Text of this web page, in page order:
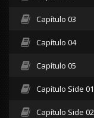
Capítulo 03
Capítulo 04
Capítulo 05
Capítulo Side 01
Capítulo Side 02